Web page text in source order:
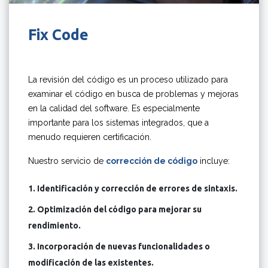
Fix Code
La revisión del código es un proceso utilizado para
examinar el código en busca de problemas y mejoras
en la calidad del software. Es especialmente
importante para los sistemas integrados, que a
menudo requieren certificación.
Nuestro servicio de corrección de código incluye:
1. Identificación y corrección de errores de sintaxis.
2. Optimización del código para mejorar su
rendimiento.
3. Incorporación de nuevas funcionalidades o
modificación de las existentes.